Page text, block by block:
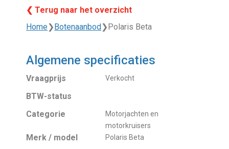
❮ Terug naar het overzicht
Home❯ Botenaanbod ❯ Polaris Beta
Algemene specificaties
Vraagprijs Verkocht
BTW-status
Categorie
Motorjachten en
motorkruisers
Merk / model Polaris Beta